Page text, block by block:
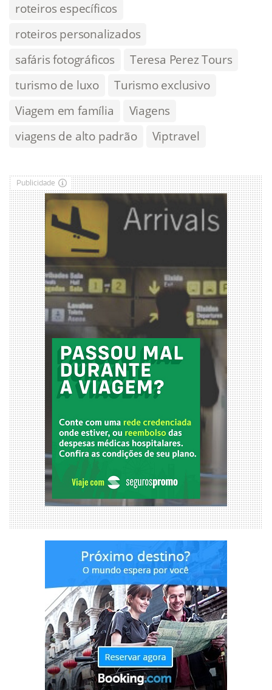
roteiros específicos
roteiros personalizados
safáris fotográficos
Teresa Perez Tours
turismo de luxo
Turismo exclusivo
Viagem em família
Viagens
viagens de alto padrão
Viptravel
Publicidade